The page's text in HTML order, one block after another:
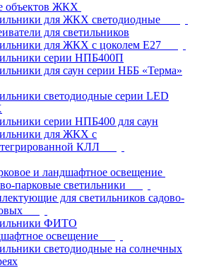
объектов ЖКХ
для ЖКХ светодиодные
для светильников
для ЖКХ с цоколем Е27
серии НПБ400П
для саун серии НББ «Терма»
светодиодные серии LED
серии НПБ400 для саун
для ЖКХ с
КЛЛ
и ландшафтное освещение
парковые светильники
для светильников садово-
ФИТО
освещение
светодиодные на солнечных